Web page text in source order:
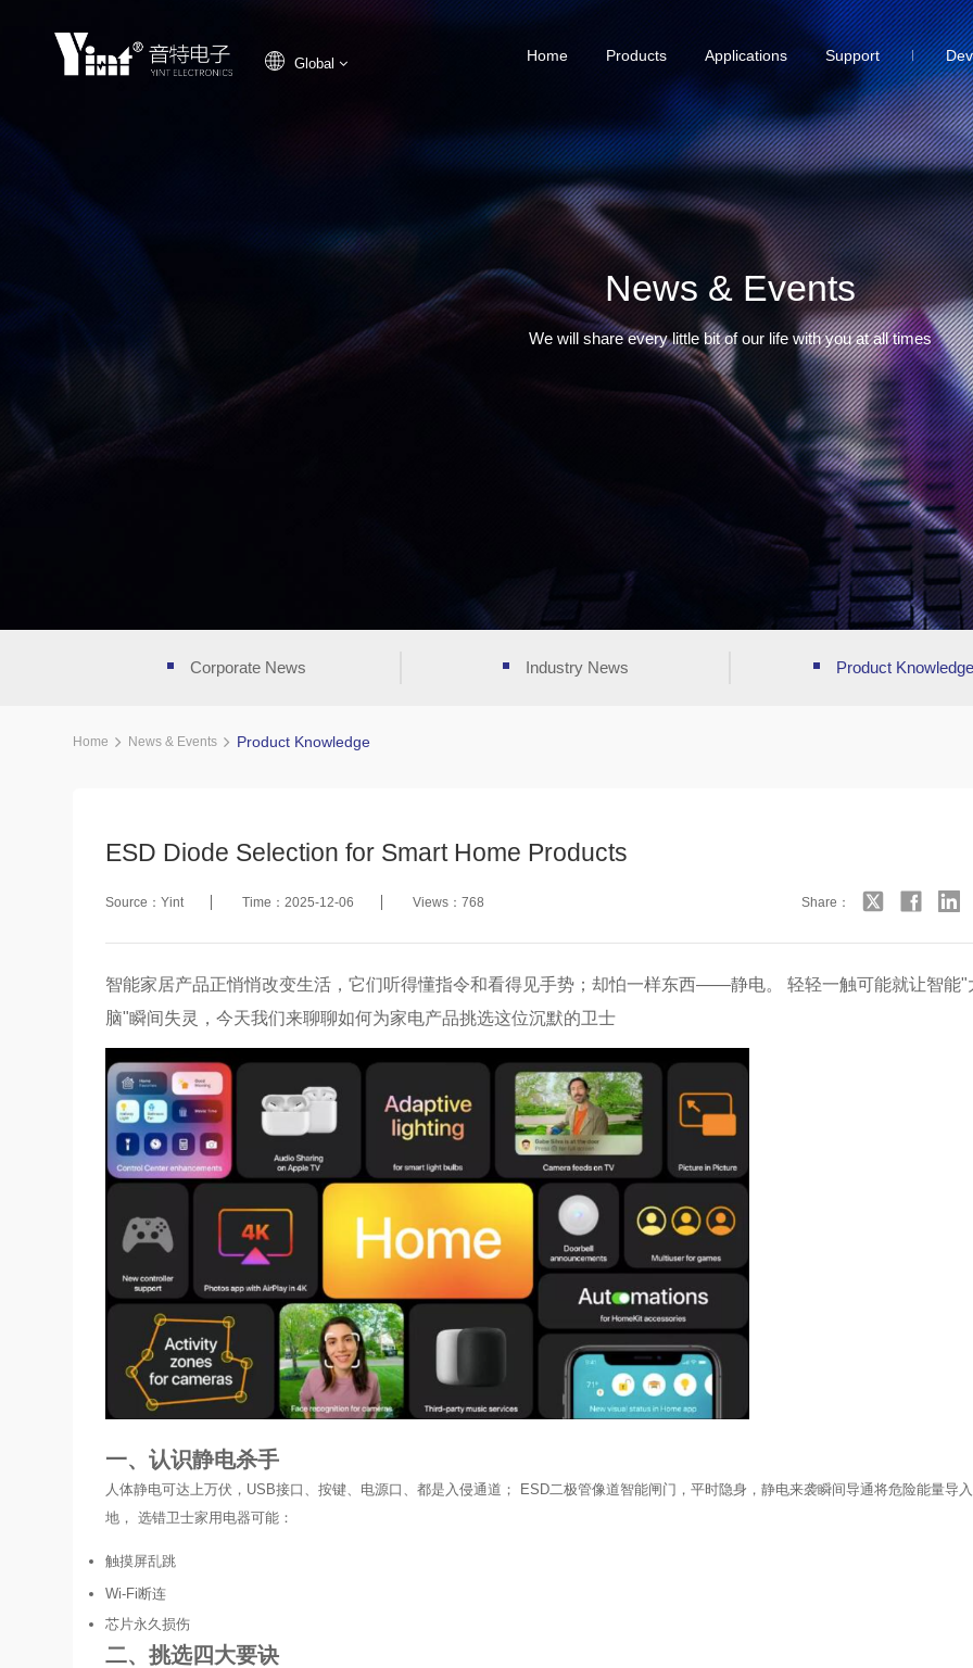
Global Home Products Applications Support
News & Events
We will share every little bit of our life with you at all times
Corporate News Industry News Product
Home News & Events Product Knowledge
ESD Diode Selection for Smart Home Products
Source：Yint Time：2025-12-06 Views：768 Share：
智能家居产品正悄悄改变生活，它们听得懂指令和看得见手势；却怕一样东西——静电。 轻轻一触可能就让智能"
脑"瞬间失灵，今天我们来聊聊如何为家电产品挑选这位沉默的卫士
一、认识静电杀手
人体静电可达上万伏，USB接口、按键、电源口、都是入侵通道； ESD二极管像道智能闸门，平时隐身，静电来袭瞬间导通将危险能量导
地， 选错卫士家用电器可能：
触摸屏乱跳
Wi-Fi断连
芯片永久损伤
二、挑选四大要诀